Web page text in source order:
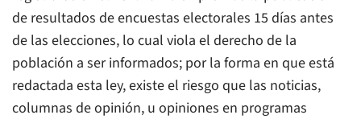
de resultados de encuestas electorales 15 días antes
de las elecciones, lo cual viola el derecho de la
población a ser informados; por la forma en que está
redactada esta ley, existe el riesgo que las noticias,
columnas de opinión, u opiniones en programas